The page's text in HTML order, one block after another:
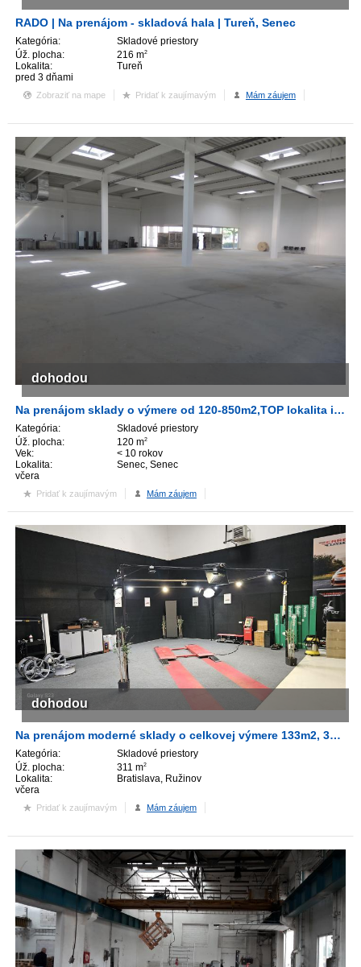
RADO | Na prenájom - skladová hala | Tureň, Senec
Kategória:
Skladové priestory
Úž. plocha:
216 m2
Lokalita:
Tureň
pred 3 dňami
Zobraziť na mape Pridať k zaujímavým Mám záujem
Na prenájom sklady o výmere od 120-850m2,TOP lokalita iba 5km od centra mesta Senec.!!! !!
Kategória:
Skladové priestory
Úž. plocha:
120 m2
Vek:
< 10 rokov
Lokalita:
Senec, Senec
včera
dohodou
Pridať k zaujímavým Mám záujem
Na prenájom moderné sklady o celkovej výmere 133m2, 311m2, 320m2, 670m2, BA-2.
Kategória:
Skladové priestory
Úž. plocha:
311 m2
Lokalita:
Bratislava, Ružinov
včera
dohodou
Pridať k zaujímavým Mám záujem